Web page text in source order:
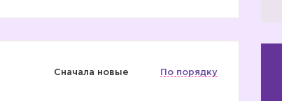
Сначала новые По порядку